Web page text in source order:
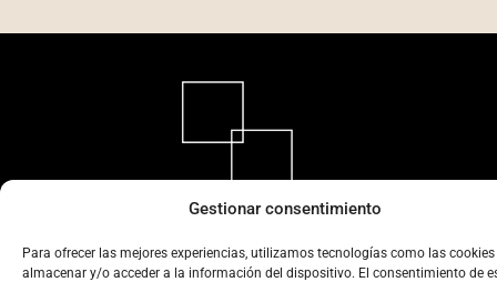
Gestionar consentimiento
Para ofrecer las mejores experiencias, utilizamos tecnologías como las
almacenar y/o acceder a la información del dispositivo. El consentimiento de
Marmolistas expertos en Las Palmas de Gran